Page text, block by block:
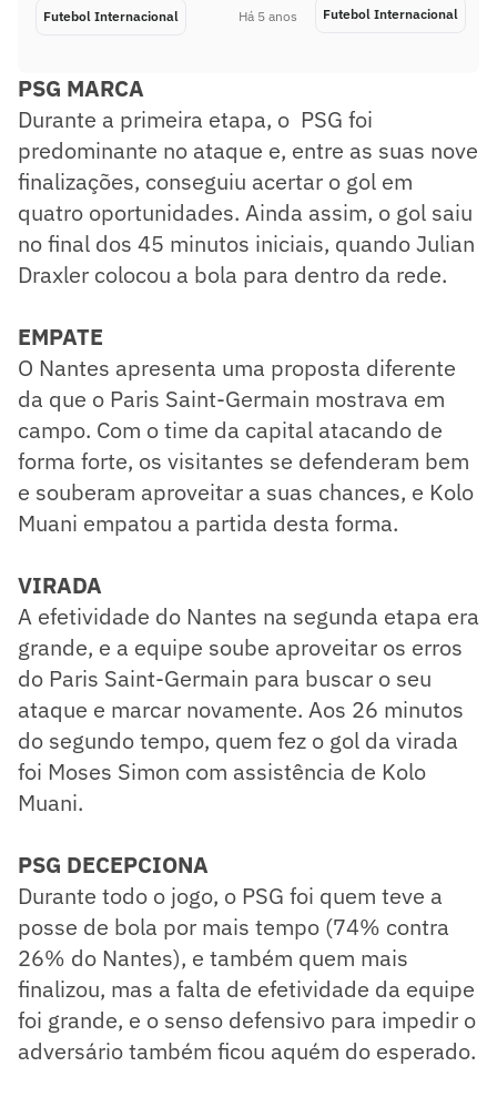
Futebol Internacional Há 5 anos Futebol Internacional
PSG MARCA
Durante a primeira etapa, o PSG foi
predominante no ataque e, entre as suas nove
finalizações, conseguiu acertar o gol em
quatro oportunidades. Ainda assim, o gol saiu
no final dos 45 minutos iniciais, quando Julian
Draxler colocou a bola para dentro da rede.
EMPATE
O Nantes apresenta uma proposta diferente
da que o Paris Saint-Germain mostrava em
campo. Com o time da capital atacando de
forma forte, os visitantes se defenderam bem
e souberam aproveitar a suas chances, e Kolo
Muani empatou a partida desta forma.
VIRADA
A efetividade do Nantes na segunda etapa era
grande, e a equipe soube aproveitar os erros
do Paris Saint-Germain para buscar o seu
ataque e marcar novamente. Aos 26 minutos
do segundo tempo, quem fez o gol da virada
foi Moses Simon com assistência de Kolo
Muani.
PSG DECEPCIONA
Durante todo o jogo, o PSG foi quem teve a
posse de bola por mais tempo (74% contra
26% do Nantes), e também quem mais
finalizou, mas a falta de efetividade da equipe
foi grande, e o senso defensivo para impedir o
adversário também ficou aquém do esperado.